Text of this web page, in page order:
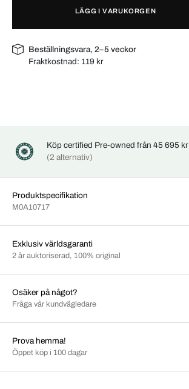
LÄGG I VARUKORGEN
Beställningsvara, 2–5 veckor
Fraktkostnad: 119 kr
Köp certified Pre-owned från 45 695 kr
(2 alternativ)
Produktspecifikation
M0A10717
Exklusiv världsgaranti
2 år auktoriserad, 100% original
Osäker på något?
Fråga vår kundvägledare
Prova hemma!
Öppet köp i 100 dagar